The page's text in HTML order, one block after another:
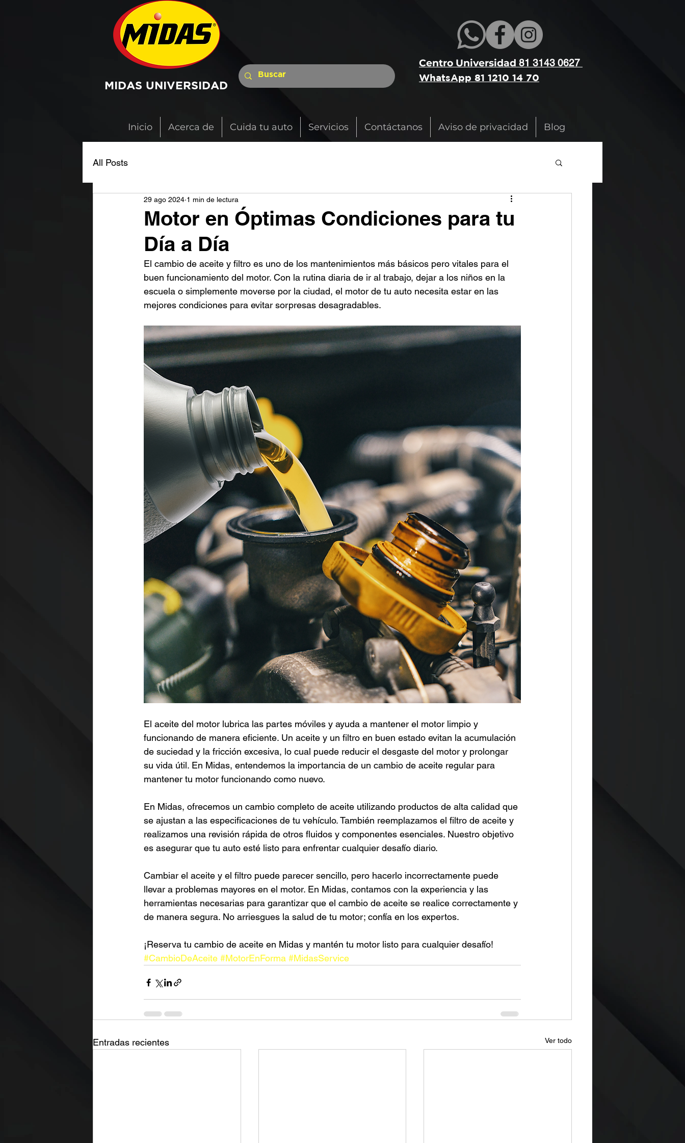
MIDAS UNIVERSIDAD
Centro Universidad 81 3143 0627
WhatsApp 81 1210 14 70
Inicio Acerca de Cuida tu auto Servicios Contáctanos Aviso de privacidad Blog
All Posts
Motor en Óptimas Condiciones para tu
Día a Día
29 ago 2024 1 min de lectura
El cambio de aceite y filtro es uno de los mantenimientos más básicos pero vitales para el
buen funcionamiento del motor. Con la rutina diaria de ir al trabajo, dejar a los niños en la
escuela o simplemente moverse por la ciudad, el motor de tu auto necesita estar en las
mejores condiciones para evitar sorpresas desagradables.
El aceite del motor lubrica las partes móviles y ayuda a mantener el motor limpio y
funcionando de manera eficiente. Un aceite y un filtro en buen estado evitan la acumulación
de suciedad y la fricción excesiva, lo cual puede reducir el desgaste del motor y prolongar
su vida útil. En Midas, entendemos la importancia de un cambio de aceite regular para
mantener tu motor funcionando como nuevo.
En Midas, ofrecemos un cambio completo de aceite utilizando productos de alta calidad que
se ajustan a las especificaciones de tu vehículo. También reemplazamos el filtro de aceite y
realizamos una revisión rápida de otros fluidos y componentes esenciales. Nuestro objetivo
es asegurar que tu auto esté listo para enfrentar cualquier desafío diario.
Cambiar el aceite y el filtro puede parecer sencillo, pero hacerlo incorrectamente puede
llevar a problemas mayores en el motor. En Midas, contamos con la experiencia y las
herramientas necesarias para garantizar que el cambio de aceite se realice correctamente y
de manera segura. No arriesgues la salud de tu motor; confía en los expertos.
¡Reserva tu cambio de aceite en Midas y mantén tu motor listo para cualquier desafío!
#CambioDeAceite #MotorEnForma #MidasService
Entradas recientes Ver todo